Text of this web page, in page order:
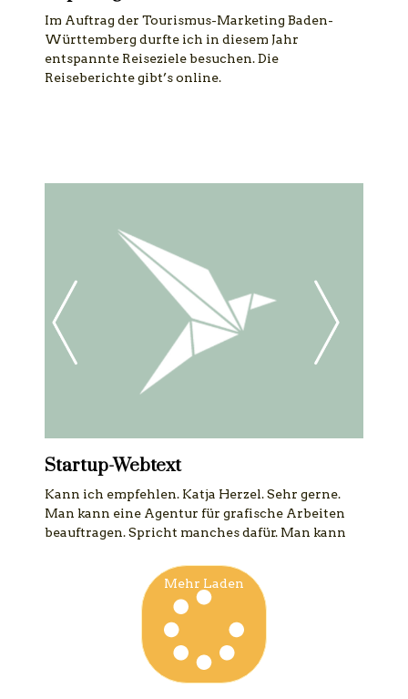
Im Auftrag der Tourismus-Marketing Baden-
Württemberg durfte ich in diesem Jahr
entspannte Reiseziele besuchen. Die
Reiseberichte gibt’s online.
Startup-Webtext
Kann ich empfehlen. Katja Herzel. Sehr gerne.
Man kann eine Agentur für grafische Arbeiten
beauftragen. Spricht manches dafür. Man kann
Mehr Laden